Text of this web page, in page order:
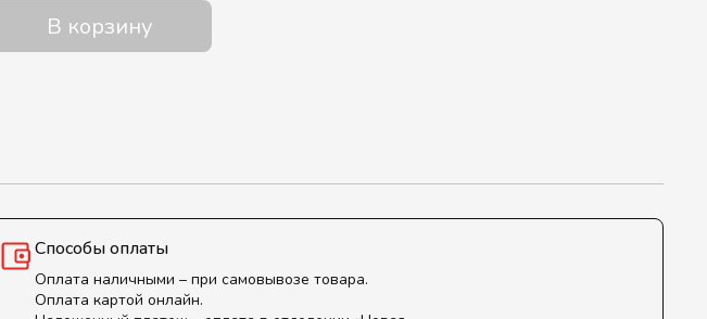
В корзину
Способы оплаты
Оплата наличными – при самовывозе товара.
Оплата картой онлайн.